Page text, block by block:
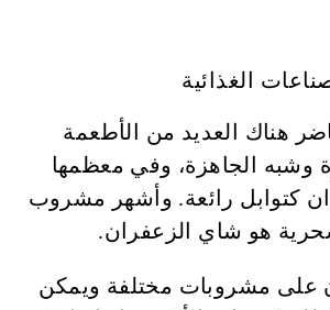
الغذائية
هناك العديد من الأطعمة
وشبه الجاهزة، وفي معظمها
كتوابل رائعة. وأشهر مشروب
هو شاي الزعفران.
على مشروبات مختلفة ويمكن